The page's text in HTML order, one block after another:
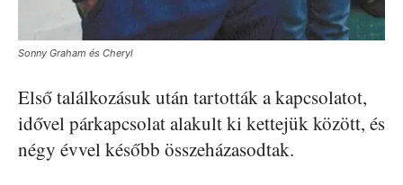
Sonny Graham és Cheryl
Első találkozásuk után tartották a kapcsolatot,
idővel párkapcsolat alakult ki kettejük között, és
négy évvel később összeházasodtak.